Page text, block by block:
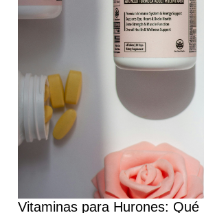
Vitaminas para Hurones: Qué